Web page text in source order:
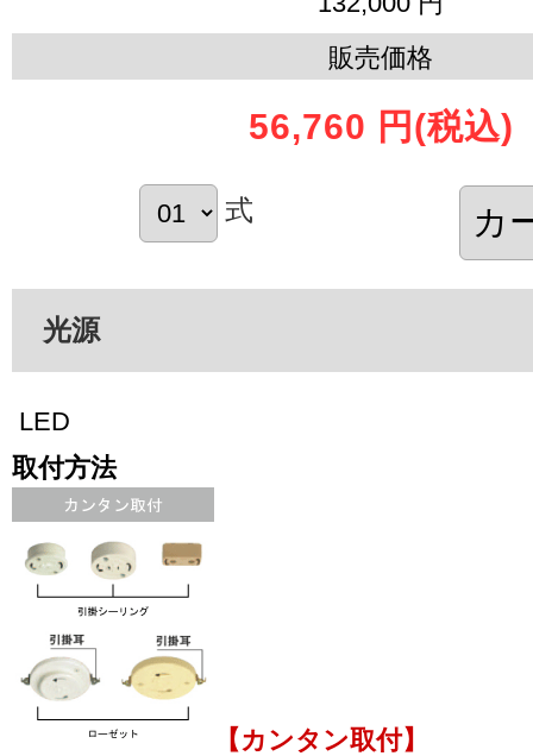
販売価格
56,760 円 (税込)
式
光源
LED
取付方法
【カンタン取付】